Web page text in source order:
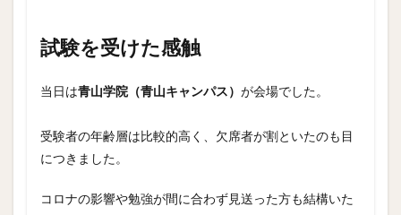
試験を受けた感触
当日は青山学院（青山キャンパス） が会場でした。
受験者の年齢層は比較的高く、欠席者が割といたのも目
につきました。
コロナの影響や勉強が間に合わず見送った方も結構いた